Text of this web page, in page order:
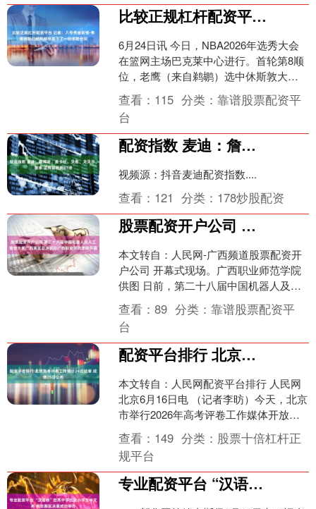
比较正规杠杆配资平台 记者：八号秀金斯顿·弗莱明斯已经和耐克签下了一份球鞋合同
6月24日讯 今日，NBA2026年选秀大会
在篮网主场巴克莱中心进行。首轮第8顺
位，老鹰（来自鹈鹕）选中休斯敦大学
的后卫金斯顿·弗莱明斯。 据球鞋记者
Nick ....
查看： 115 分类：靠谱股票配资平
台
配资指数 麦迪：詹姆斯、麦卡杜、贝恩、戈贝尔、墨菲 这阵容能赢61场
视频源：抖音麦迪配资指数....
查看： 121 分类： 178炒股配资
股票配资开户公司 第二十八届中国机器人及人工智能大赛广西赛区总决赛在广西职业师范学院开赛
本文转自：人民网-广西频道股票配资开
户公司 开幕式现场。广西职业师范学院
供图 日前，第二十八届中国机器人及人
工智能大赛广西赛区暨第五届广西机器
人及人工智能大赛总....
查看：89 分类：靠谱股票配资平
台
配资平台排行 北京高考评卷工作预计24日结束 成绩25日公布
本文转自：人民网配资平台排行 人民网
北京6月16日电 （记者李昉）今天，北京
市举行2026年高考评卷工作媒体开放
日。记者在现场了解到，北京今年高考
评卷工作已于1....
查看： 149 分类： 股票十倍杠杆正
规平台
专业配资平台 “汉语桥”世界中学生及小学生中文秀 南非赛区决赛成功举办